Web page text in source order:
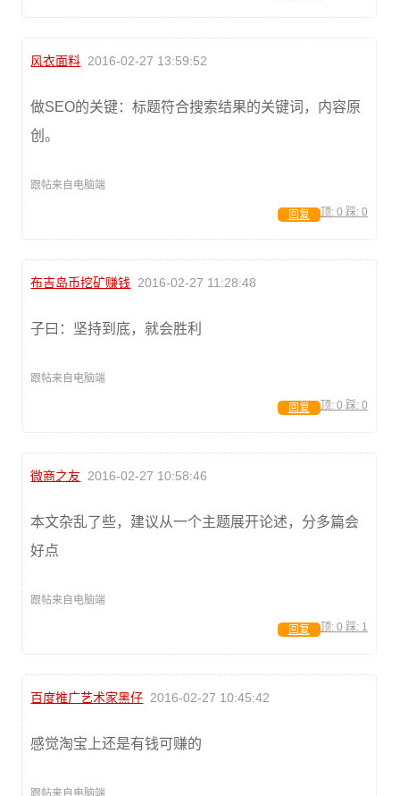
风衣面料 2016-02-27 13:59:52
做SEO的关键：标题符合搜索结果的关键词，内容原
创。
跟帖来自电脑端
顶: 0 踩: 0
回复
布吉岛币挖矿赚钱 2016-02-27 11:28:48
子曰：坚持到底，就会胜利
跟帖来自电脑端
顶: 0 踩: 0
回复
微商之友 2016-02-27 10:58:46
本文杂乱了些，建议从一个主题展开论述，分多篇会
好点
跟帖来自电脑端
顶: 0 踩: 1
回复
百度推广艺术家黑仔 2016-02-27 10:45:42
感觉淘宝上还是有钱可赚的
跟帖来自电脑端